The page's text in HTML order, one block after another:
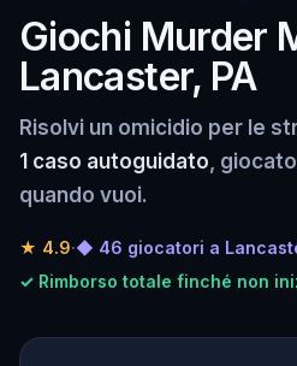
Giochi Murder
Lancaster, PA
Risolvi un omicidio per le
1 caso autoguidato,
quando vuoi.
★ 4.9·◆ 46 giocatori a
✓ Rimborso totale finché non